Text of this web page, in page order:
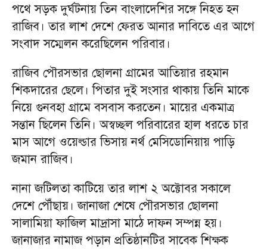
পথে সড়ক দুর্ঘটনায় তিন বাংলাদেশির সঙ্গে নিহত হন
রাজিব। তার লাশ দেশে ফেরত আনার দাবিতে এর আগে
সংবাদ সম্মেলন করেছিলেন পরিবার।
রাজিব পৌরসভার ছোলনা গ্রামের আতিয়ার রহমান
শিকদারের ছেলে। পিতার দুই সংসার থাকায় তিনি মাকে
নিয়ে গুনবহা গ্রামে বসবাস করতেন। মায়ের একমাত্র
সন্তান ছিলেন তিনি। অস্বচ্ছল পরিবারের হাল ধরতে চার
মাস আগে ওয়েল্ডার ভিসায় নর্থ মেসিডোনিয়ায় পাড়ি
জমান রাজিব।
নানা জটিলতা কাটিয়ে তার লাশ ২ অক্টোবর সকালে
দেশে পৌঁছায়। জানাজা শেষে পৌরসভার ছোলনা
সালামিয়া ফাজিল মাদ্রাসা মাঠে দাফন সম্পন্ন হয়।
জানাজার নামাজ পড়ান প্রতিষ্ঠানটির সাবেক শিক্ষক